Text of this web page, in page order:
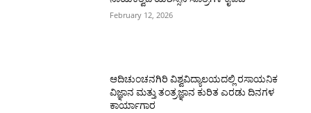
February 12, 2026
ಆದಿಚುಂಚನಗಿರಿ ವಿಶ್ವವಿದ್ಯಾಲಯದಲ್ಲಿ ರಸಾಯನಿಕ
ವಿಜ್ಞಾನ ಮತ್ತು ತಂತ್ರಜ್ಞಾನ ಕುರಿತ ಎರಡು ದಿನಗಳ
ಕಾರ್ಯಾಗಾರ